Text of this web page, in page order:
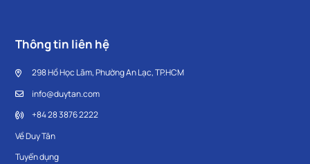
Thông tin liên hệ
298 Hồ Học Lãm, Phường An Lạc, TP.HCM
info@duytan.com
+84 28 3876 2222
Về Duy Tân
Tuyển dụng